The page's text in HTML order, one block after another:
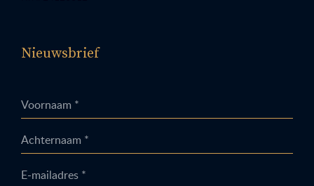
Nieuwsbrief
Voornaam *
Achternaam *
E-mailadres *